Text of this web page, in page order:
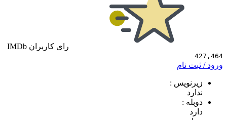
رای کاربران IMDb
نام
: